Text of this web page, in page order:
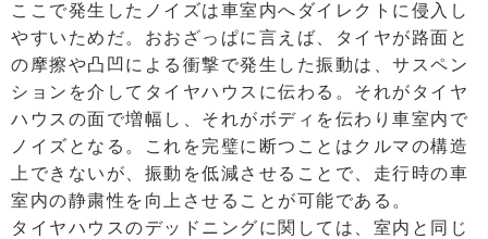
ここで発生したノイズは車室内へダイレクトに侵入し
やすいためだ。おおざっぱに言えば、タイヤが路面と
の摩擦や凸凹による衝撃で発生した振動は、サスペン
ションを介してタイヤハウスに伝わる。それがタイヤ
ハウスの面で増幅し、それがボディを伝わり車室内で
ノイズとなる。これを完璧に断つことはクルマの構造
上できないが、振動を低減させることで、走行時の車
室内の静粛性を向上させることが可能である。
タイヤハウスのデッドニングに関しては、室内と同じ